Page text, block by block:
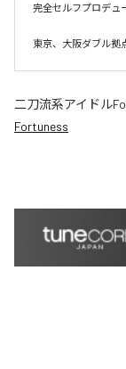
完全セルフプロデュ
東京、大阪ダブル拠
二刀流系アイドル
Fortuness